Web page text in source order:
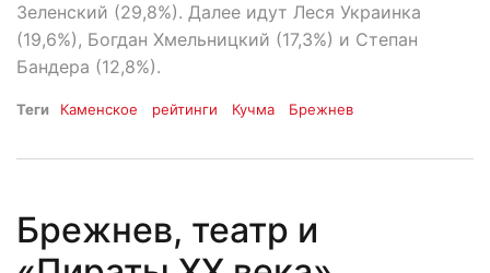
Зеленский (29,8%). Далее идут Леся Украинка
(19,6%), Богдан Хмельницкий (17,3%) и Степан
Бандера (12,8%).
Теги Каменское рейтинги Кучма Брежнев
Брежнев, театр и